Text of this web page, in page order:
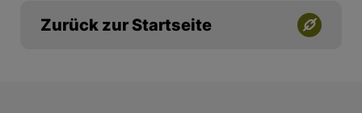
Zurück zur Startseite